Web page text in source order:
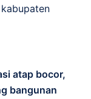
atap bocor,
bangunan